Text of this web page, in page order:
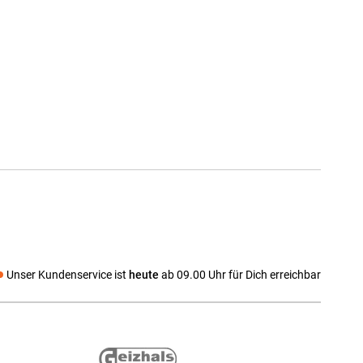
Unser Kundenservice ist heute ab 09.00 Uhr für Dich erreichbar
media